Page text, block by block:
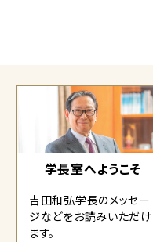
学長室へようこそ
吉田和弘学長のメッセー
ジなどをお読みいただけ
ます。